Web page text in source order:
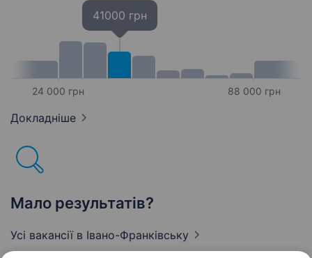
24 000 грн
41000 грн
88 000 грн
Докладніше
Мало результатів?
Усі вакансії в Івано-Франківську